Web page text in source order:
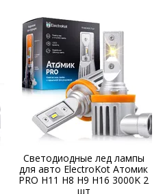
Светодиодные лед лампы
для авто ElectroKot Атомик
PRO H11 H8 H9 H16 3000K 2
шт